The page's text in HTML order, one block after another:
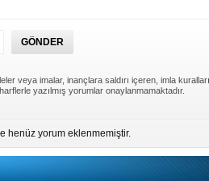
veya imalar, inançlara saldırı içeren, imla kuralları
yazılmış yorumlar onaylanmamaktadır.
henüz yorum eklenmemiştir.